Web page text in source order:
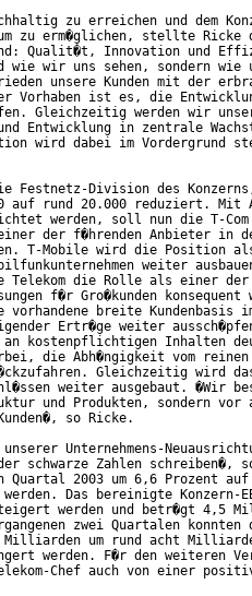
zu erreichen und dem
zu erm�glichen, stellte Ricke
Qualit�t, Innovation und
wir uns sehen, sondern wie
unsere Kunden mit der
Vorhaben ist es, die
Gleichzeitig werden wir
Entwicklung in zentrale
wird dabei im Vordergrund
Festnetz-Division des
auf rund 20.000 reduziert. Mit
werden, soll nun die T-
der f�hrenden Anbieter in
T-Mobile wird die Position
weiter
Telekom die Rolle als einer der
f�r Gro�kunden konsequent
breite Kundenbasis
Ertr�ge weiter
an kostenpflichtigen Inhalten
die Abh�ngigkeit vom reinen
Gleichzeitig wird das
weiter ausgebaut. �Wir
und Produkten, sondern vor
so Ricke.
unserer Unternehmens-
schwarze Zahlen schreiben�,
Quartal 2003 um 6,6 Prozent
Das bereinigte Konzern-
werden und betr�gt 4,5
zwei Quartalen konnten
um rund acht
werden. F�r den weiteren
Chef auch von einer